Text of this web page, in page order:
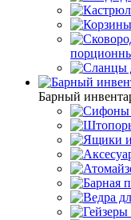
Барный